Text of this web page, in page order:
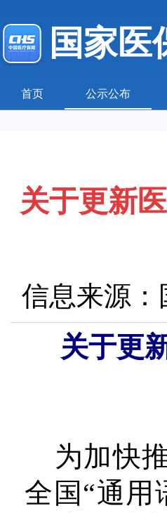
国家
首页 公示公布
关于更新
信息来源
关于更
为加快
全国“通用